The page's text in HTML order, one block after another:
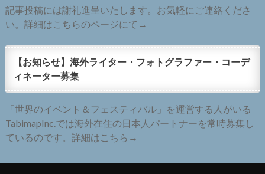
記事投稿には謝礼進呈いたします。お気軽にご連絡くださ
い。詳細はこちらのページにて→
【お知らせ】海外ライター・フォトグラファー・コーデ
ィネーター募集
「世界のイベント＆フェスティバル」を運営する人がいる
TabimapInc.では海外在住の日本人パートナーを常時募集し
ているのです。詳細はこちら→